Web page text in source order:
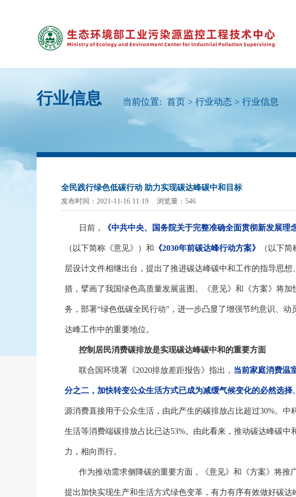
行业信息 当前位置: 首页 > 行业动态 > 行业信息
全民践行绿色低碳行动 助力实现碳达峰碳中和目标
发布时间：2021-11-16 11:19 浏览量：546
日前， 《中共中央、国务院关于完整准确全面贯彻新发展理
（以下简称《意见》）和 《2030年前碳达峰行动方案》 （以下
层设计文件相继出台，提出了推进碳达峰碳中和工作的指导思
措，擘画了我国绿色高质量发展蓝图。《意见》和《方案》将
务，部署“绿色低碳全民行动”，进一步凸显了增强节约意识、
达峰工作中的重要地位。
控制居民消费碳排放是实现碳达峰碳中和的重要方面
联合国环境署《2020排放差距报告》指出， 当前家庭消费温
分之二，加快转变公众生活方式已成为减缓气候变化的必然选择。
源消费直接用于公众生活，由此产生的碳排放占比超过30%。中
生活等消费端碳排放占比已达53%。由此看来，推动碳达峰碳中
力，相向而行。
作为推动需求侧降碳的重要方面，《意见》和《方案》将推
提出加快实现生产和生活方式绿色变革，有力有序有效做好碳